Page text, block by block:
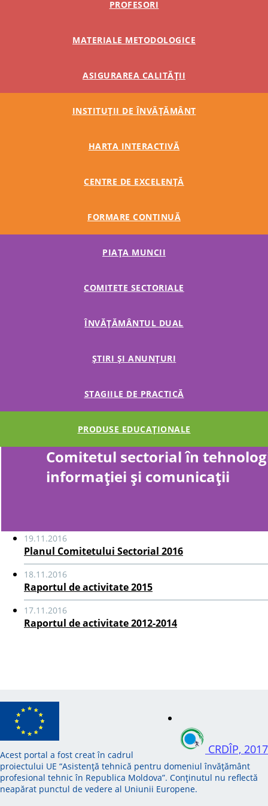
PROFESORI
MATERIALE METODOLOGICE
ASIGURAREA CALITĂȚII
INSTITUȚII DE ÎNVĂȚĂMÂNT
HARTA INTERACTIVĂ
CENTRE DE EXCELENȚĂ
FORMARE CONTINUĂ
PIAȚA MUNCII
COMITETE SECTORIALE
ÎNVĂȚĂMÂNTUL DUAL
ȘTIRI ȘI ANUNȚURI
STAGIILE DE PRACTICĂ
PRODUSE EDUCAȚIONALE
Comitetul sectorial în
informației și comunicații
19.11.2016
Planul Comitetului Sectorial 2016
18.11.2016
Raportul de activitate 2015
17.11.2016
Raportul de activitate 2012-2014
CRDÎP, 2017
Acest portal a fost creat în cadrul
proiectului UE “Asistență tehnică pentru domeniul învățământ
profesional tehnic în Republica Moldova”. Conținutul nu reflectă
neapărat punctul de vedere al Uniunii Europene.